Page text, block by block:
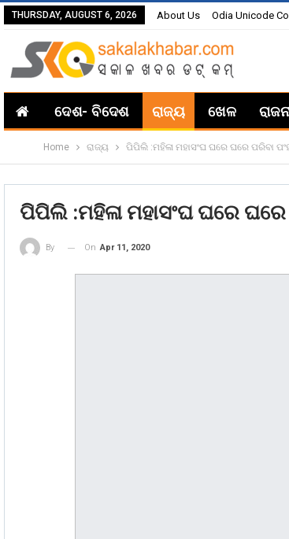
THURSDAY, AUGUST 6, 2026 About Us Odia Unicode
ଦେଶ- ବିଦେଶ ରାଜ୍ୟ ଖେଳ
Home ରାଜ୍ୟ ପିପିଲି :ମହିଳା ମହାସଂଘ ଘରେ ଘରେ ପରିବା
ପିପିଲି :ମହିଳା ମହାସଂଘ ଘରେ ଘରେ
By On Apr 11, 2020